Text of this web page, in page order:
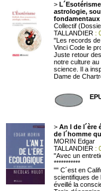
>
astrologie,
Collectif
TALLANDIER :
"Les records
Vinci Code le
Juste retour
notre culture au
science. Il a
Dame de
> An I de l´ère
de l´homme
MORIN Edgar
TALLANDIER :
"Avec un
***********
"" C´est en
scientifiques de
éveillé la